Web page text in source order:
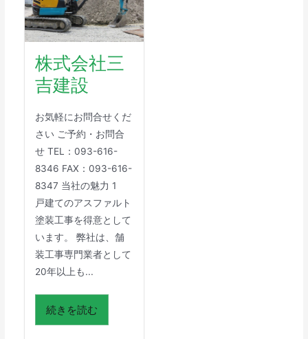
株式会社三
吉建設
お気軽にお問合せくだ
さい ご予約・お問合
せ TEL：093-616-
8346 FAX：093-616-
8347 当社の魅力 1
戸建てのアスファルト
塗装工事を得意として
います。 弊社は、舗
装工事専門業者として
20年以上も...
続きを読む